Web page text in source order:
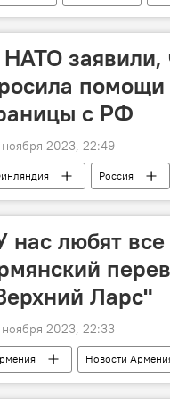
заявили,
помощи
с РФ
2023, 22:49
Россия
нас любят
Ларс"
2023, 22:33
Новости